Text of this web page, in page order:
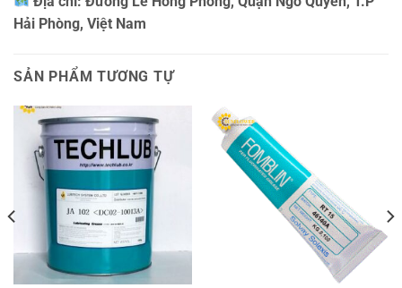
Hải Phòng, Việt Nam
SẢN PHẨM TƯƠNG TỰ